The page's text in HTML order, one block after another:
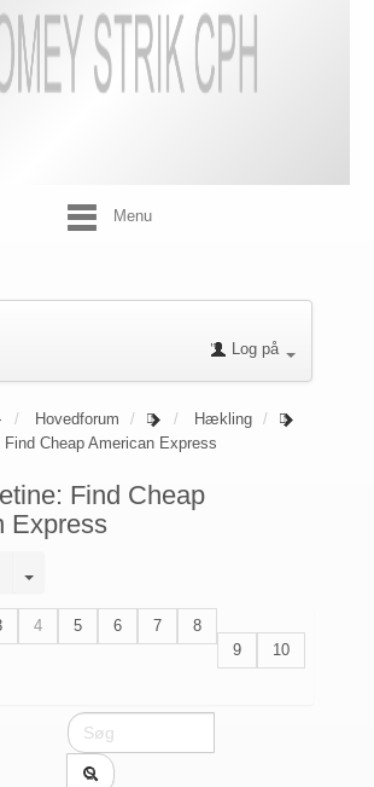
Menu
Log på
Hovedforum
Hækling
Find Cheap American Express
Find Cheap
Express
4 5 6 7
8
9
10